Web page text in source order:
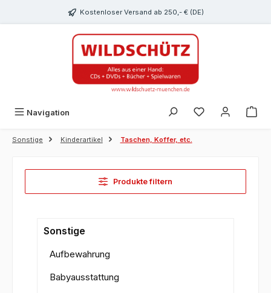
Kostenloser Versand ab 250,- € (DE)
Navigation Du hast 0
Sonstige Kinderartikel Taschen, Koffer, etc.
Produkte filtern
Sonstige
Aufbewahrung
Babyausstattung